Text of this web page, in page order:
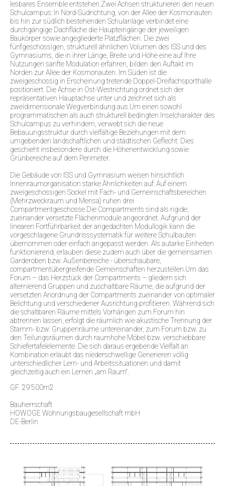
lesbares Ensemble entstehen.Zwei Achsen strukturieren den neuen
Schulcampus: In Nord-Südrichtung, von der Allee der Kosmonauten
bis hin zur südlich bestehenden Schulanlage verbindet eine
durchgängige Dachfläche die Haupteingänge der jeweiligen
Baukörper sowie angegliederte Platzflächen. Die zwei
fünfgeschossigen, strukturell ähnlichen Volumen des ISS und des
Gymnasiums, die in ihrer Länge, Breite und Höhe eine auf Ihre
Nutzungen sanfte Modulation erfahren, bilden den Auftakt im
Norden zur Allee der Kosmonauten. Im Süden ist die
zweigeschossig in Erscheinung tretende Doppel-Dreifachsporthalle
positioniert. Die Achse in Ost-Westrichtung ordnet sich der
repräsentativen Hauptachse unter und zeichnet sich als
zweidimensionale Wegverbindung aus.Um einen sowohl
programmatischen als auch strukturell bedingten Inselcharakter des
Schulcampus zu verhindern, verwebt sich die neue
Bebauungsstruktur durch vielfältige Beziehungen mit dem
umgebenden landschaftlichen und städtischen Geflecht. Dies
geschieht insbesondere durch die Höhenentwicklung sowie
Grünbereiche auf dem Perimeter.
Die Gebäude von ISS und Gymnasium weisen hinsichtlich
Innenraumorganisation starke Ähnlichkeiten auf: Auf einem
zweigeschossigen Sockel mit Fach- und Gemeinschaftsbereichen
(Mehrzweckraum und Mensa) ruhen drei
Compartmentgeschosse.Die Compartments sind als rigide,
zueinander versetzte Flächenmodule angeordnet. Aufgrund der
linearen Fortführbarkeit der angedachten Modullogik kann die
vorgeschlagene Grundrisssystematik für weitere Schulbauten
übernommen oder einfach angepasst werden. Als autarke Einheiten
funktionierend, erlauben diese zudem auch über die gemeinsamen
Garderoben bzw. Außenbereiche - überschaubare,
compartmentübergreifende Gemeinschaften herzustellen.Um das
Forum – das Herzstück der Compartments – gliedern sich
alternierend Gruppen und zuschaltbare Räume, die aufgrund der
versetzten Anordnung der Compartments zueinander von optimaler
Belichtung und verschiedener Ausrichtung profitieren. Während sich
die schaltbaren Räume mittels Vorhängen zum Forum hin
abtrennen lassen, erfolgt die räumlich wie akustische Trennung der
Stamm- bzw. Gruppenräume untereinander, zum Forum bzw. zu
den Teilungsräumen durch raumhohe Möbel bzw. verschiebbare
Schiefertafelelemente. Die sich daraus ergebende Vielfalt an
Kombination erlaubt das niederschwellige Generieren völlig
unterschiedlicher Lern- und Arbeitssituationen und damit
gleichzeitig auch ein Lernen „am Raum“.
GF 29’500m2
Bauherrschaft
HOWOGE Wohnungsbaugesellschaft mbH
DE-Berlin